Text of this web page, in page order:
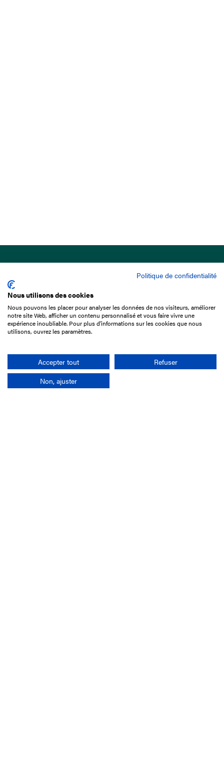
15 Boulevard de Douaumont
75017 Paris
01 49 10 20 29
Rechercher
Politique de confidentialité
Nous utilisons des cookies
Nous pouvons les placer pour analyser les données de nos visiteurs, améliorer
notre site Web, afficher un contenu personnalisé et vous faire vivre une
expérience inoubliable. Pour plus d'informations sur les cookies que nous
utilisons, ouvrez les paramètres.
Accepter tout
Refuser
Non, ajuster